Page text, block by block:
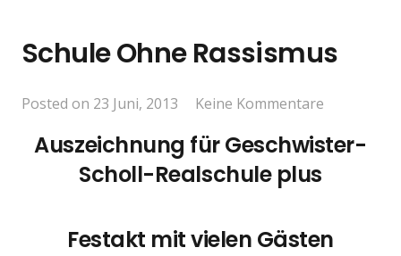
Schule Ohne Rassismus
Posted on 23 Juni, 2013 Keine Kommentare
Auszeichnung für Geschwister-
Scholl-Realschule plus
Festakt mit vielen Gästen